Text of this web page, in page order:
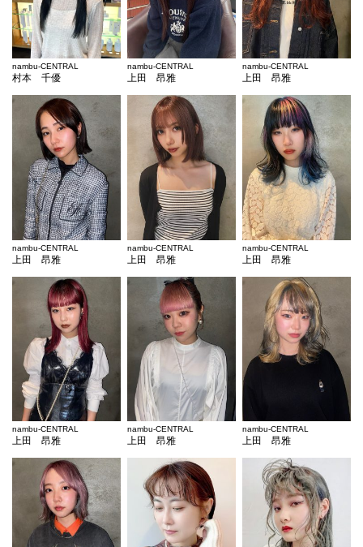
nambu-CENTRAL
村本 千優
nambu-CENTRAL
上田 昂雅
nambu-CENTRAL
上田 昂雅
nambu-CENTRAL
上田 昂雅
nambu-CENTRAL
上田 昂雅
nambu-CENTRAL
上田 昂雅
nambu-CENTRAL
上田 昂雅
nambu-CENTRAL
上田 昂雅
nambu-CENTRAL
上田 昂雅